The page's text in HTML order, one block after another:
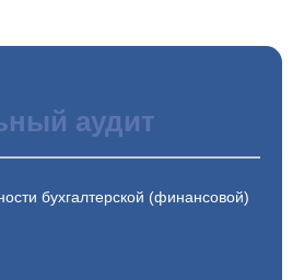
аудит
бухгалтерской (финансовой)